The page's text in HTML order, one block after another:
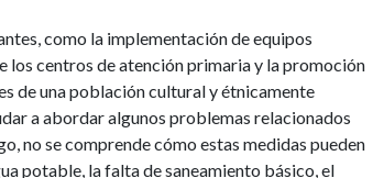
como la implementación de equipos
centros de atención primaria y la promoción
de una población cultural y étnicamente
a abordar algunos problemas relacionados
no se comprende cómo estas medidas pueden
potable, la falta de saneamiento básico, el